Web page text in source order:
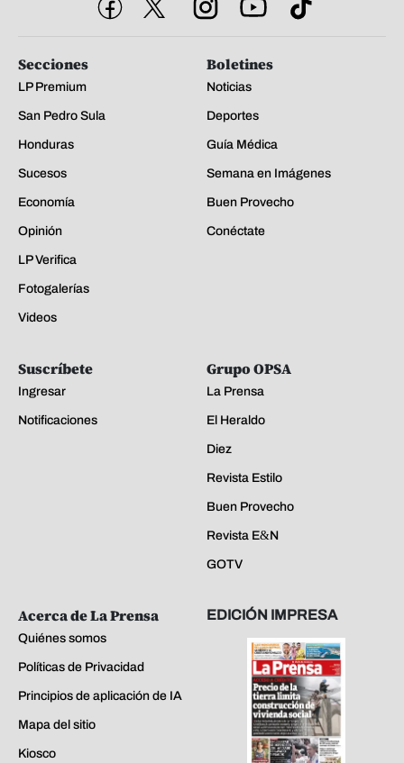
Secciones
LP Premium
San Pedro Sula
Honduras
Sucesos
Economía
Opinión
LP Verifica
Fotogalerías
Videos
Boletines
Noticias
Deportes
Guía Médica
Semana en Imágenes
Buen Provecho
Conéctate
Suscríbete
Ingresar
Notificaciones
Grupo OPSA
La Prensa
El Heraldo
Diez
Revista Estilo
Buen Provecho
Revista E&N
GOTV
Acerca de La Prensa
Quiénes somos
Políticas de Privacidad
Principios de aplicación de IA
Mapa del sitio
Kiosco
EDICIÓN IMPRESA